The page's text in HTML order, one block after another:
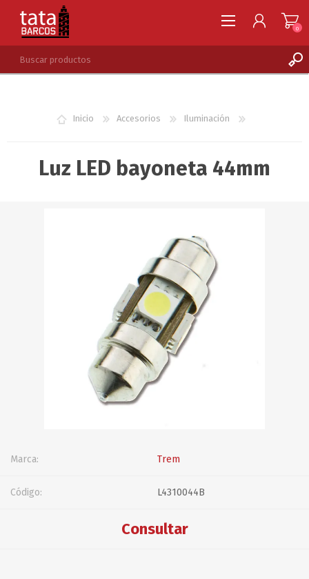
LISTA DE DESEOS
0
Inicio Accesorios Iluminación
Luz LED bayoneta 44mm
Marca: Trem
Código: L4310044B
Consultar